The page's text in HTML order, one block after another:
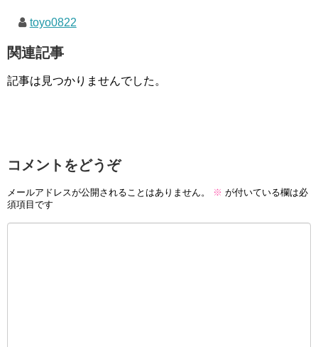
toyo0822
関連記事
記事は見つかりませんでした。
コメントをどうぞ
メールアドレスが公開されることはありません。 ※ が付いている欄は必
須項目です